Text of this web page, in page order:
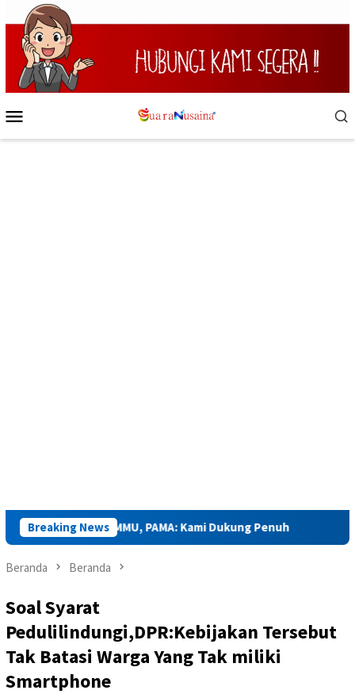
Loncat
ke
konten
Mobile
Breaking News
PLN MMU, PAMA: Kami Dukung Penuh Kejaksaan
Beranda Beranda
Soal Syarat
Pedulilindungi,DPR:Kebijakan Tersebut
Tak Batasi Warga Yang Tak miliki
Smartphone